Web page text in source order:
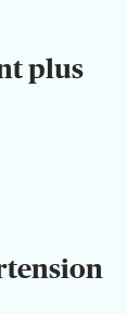
plus